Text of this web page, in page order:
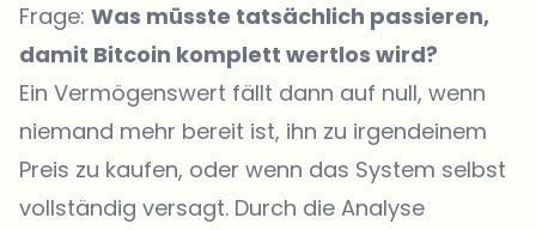
Frage: Was müsste tatsächlich passieren,
damit Bitcoin komplett wertlos wird?
Ein Vermögenswert fällt dann auf null, wenn
niemand mehr bereit ist, ihn zu irgendeinem
Preis zu kaufen, oder wenn das System selbst
vollständig versagt. Durch die Analyse